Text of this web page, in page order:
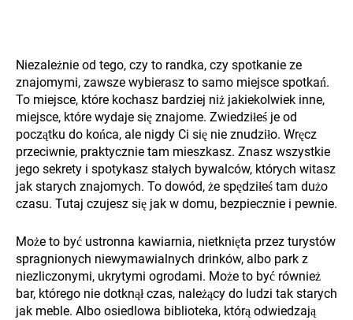
Niezależnie od tego, czy to randka, czy spotkanie ze
znajomymi, zawsze wybierasz to samo miejsce spotkań.
To miejsce, które kochasz bardziej niż jakiekolwiek inne,
miejsce, które wydaje się znajome. Zwiedziłeś je od
początku do końca, ale nigdy Ci się nie znudziło. Wręcz
przeciwnie, praktycznie tam mieszkasz. Znasz wszystkie
jego sekrety i spotykasz stałych bywalców, których witasz
jak starych znajomych. To dowód, że spędziłeś tam dużo
czasu. Tutaj czujesz się jak w domu, bezpiecznie i pewnie.
Może to być ustronna kawiarnia, nietknięta przez turystów
spragnionych niewymawialnych drinków, albo park z
niezliczonymi, ukrytymi ogrodami. Może to być również
bar, którego nie dotknął czas, należący do ludzi tak starych
jak meble. Albo osiedlowa biblioteka, którą odwiedzają